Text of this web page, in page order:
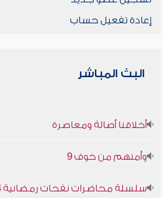
إعادة تفعيل حساب
البث المباشر
أخلاقنا أصالة ومعاصرة
وأمنهم من خوف 9
سلسلة محاضرات نفحات رمضانية 1444هـ